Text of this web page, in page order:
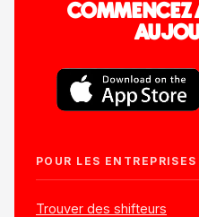
COMMENCEZ
POUR LES ENTREPRISES
Trouver des shifteurs